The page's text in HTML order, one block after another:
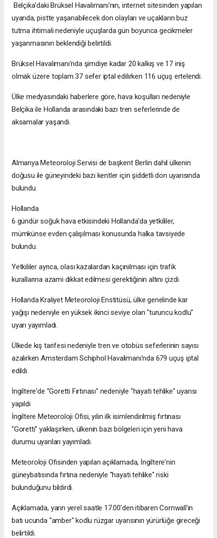
Belçika'daki Brüksel Havalimanı'nın, internet sitesinden yapılan
uyarıda, pistte yaşanabilecek don olayları ve uçakların buz
tutma ihtimali nedeniyle uçuşlarda gün boyunca gecikmeler
yaşanmasının beklendiği belirtildi.
Brüksel Havalimanı'nda şimdiye kadar 20 kalkış ve 17 iniş
olmak üzere toplam 37 sefer iptal edilirken 116 uçuş ertelendi.
Ülke medyasındaki haberlere göre, hava koşulları nedeniyle
Belçika ile Hollanda arasındaki bazı tren seferlerinde de
aksamalar yaşandı.
Almanya Meteoroloji Servisi de başkent Berlin dahil ülkenin
doğusu ile güneyindeki bazı kentler için şiddetli don uyarısında
bulundu.
Hollanda
6 gündür soğuk hava etkisindeki Hollanda'da yetkililer,
mümkünse evden çalışılması konusunda halka tavsiyede
bulundu.
Yetkililer ayrıca, olası kazalardan kaçınılması için trafik
kurallarına azami dikkat edilmesi gerektiğinin altını çizdi.
Hollanda Kraliyet Meteoroloji Enstitüsü, ülke genelinde kar
yağışı nedeniyle en yüksek ikinci seviye olan "turuncu kodlu"
uyarı yayımladı.
Ülkede kış tarifesi nedeniyle tren ve otobüs seferlerinin sayısı
azalırken Amsterdam Schiphol Havalimanı'nda 679 uçuş iptal
edildi.
İngiltere'de "Goretti Fırtınası" nedeniyle "hayati tehlike" uyarısı
yapıldı
İngiltere Meteoroloji Ofisi, yılın ilk isimlendirilmiş fırtınası
"Goretti" yaklaşırken, ülkenin bazı bölgeleri için yeni hava
durumu uyarıları yayımladı.
Meteoroloji Ofisinden yapılan açıklamada, İngiltere'nin
güneybatısında fırtına nedeniyle "hayati tehlike" riski
bulunduğunu bildirdi.
Açıklamada, yarın yerel saatle 17.00'den itibaren Cornwall'ın
batı ucunda "amber" kodlu rüzgar uyarısının yürürlüğe gireceği
belirtildi.